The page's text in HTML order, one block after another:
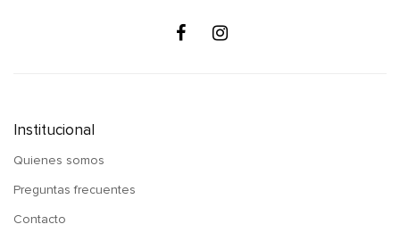
Institucional
Quienes somos
Preguntas frecuentes
Contacto